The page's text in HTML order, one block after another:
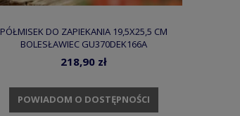
PÓŁMISEK DO ZAPIEKANIA 19,5X25,5 CM
BOLESŁAWIEC GU370DEK166A
218,90 zł
POWIADOM O DOSTĘPNOŚCI